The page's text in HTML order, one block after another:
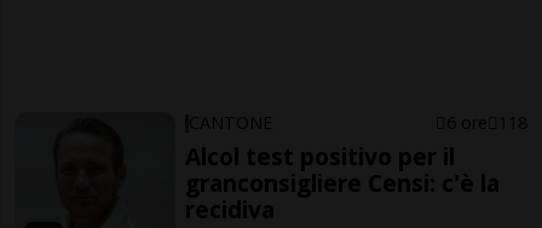
CANTONE 6 ore 118
Alcol test positivo per il
granconsigliere Censi: c'è la
recidiva